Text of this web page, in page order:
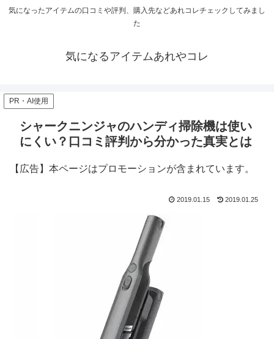
気になったアイテムの口コミや評判、購入先などあれコレチェックしてみまし
た
気になるアイテムあれやコレ
PR・AI使用
シャークニンジャのハンディ掃除機は使い
にくい？口コミ評判から分かった真実とは
【広告】本ページはプロモーションが含まれています。
2019.01.15 2019.01.25